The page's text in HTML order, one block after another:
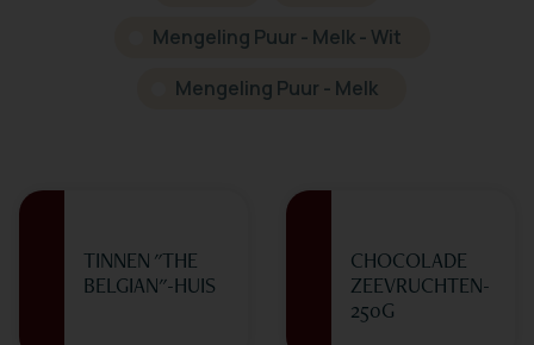
Mengeling Puur - Melk - Wit
Mengeling Puur - Melk
TINNEN "THE
BELGIAN"-HUIS
CHOCOLADE
ZEEVRUCHTEN-
250G